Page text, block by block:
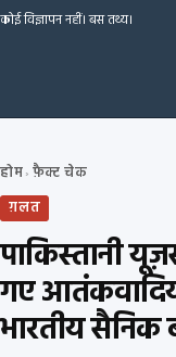
Skip to content
कोई विज्ञापन नहीं। बस तथ्य।
होम› फ़ैक्ट चेक
ग़लत
पाकिस्तानी
गए
भारतीय सैनिक